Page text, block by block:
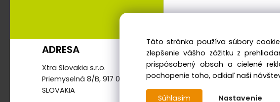
ADRESA
Xtra Slovakia s.r.o.
Priemyselná 8/B, 917 01 Trnava
SLOVAKIA
KONTAKTY
Tel./fax: +421 33 544
Mobil: +421 905 417 170
E-mail: info@xtrask.com
Táto stránka používa súbory
zlepšenie vášho zážitku z
prispôsobený obsah a cielené
pochopenie toho, odkiaľ naši
Súhlasím Nastavenie